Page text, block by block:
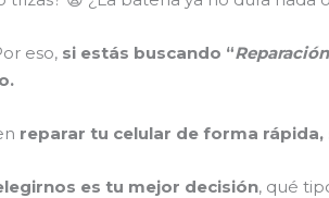
eso, si estás buscando “
reparar tu celular de forma rápida,
es tu mejor decisión, qué